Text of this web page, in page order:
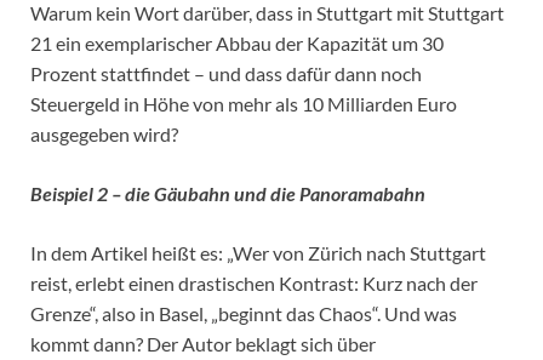
Warum kein Wort darüber, dass in Stuttgart mit Stuttgart
21 ein exemplarischer Abbau der Kapazität um 30
Prozent stattfindet – und dass dafür dann noch
Steuergeld in Höhe von mehr als 10 Milliarden Euro
ausgegeben wird?
Beispiel 2 – die Gäubahn und die Panoramabahn
In dem Artikel heißt es: „Wer von Zürich nach Stuttgart
reist, erlebt einen drastischen Kontrast: Kurz nach der
Grenze“, also in Basel, „beginnt das Chaos“. Und was
kommt dann? Der Autor beklagt sich über